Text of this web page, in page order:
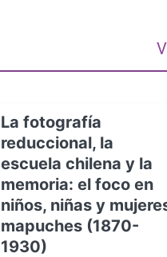
La fotografía
reduccional, la
escuela chilena y la
memoria: el foco en
niños, niñas y
mapuches (1870-
1930)